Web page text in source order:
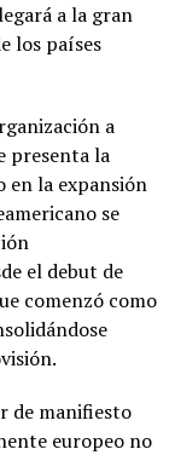
a la gran
los países
a
presenta la
en la expansión
se
el debut de
comenzó como
de manifiesto
europeo no